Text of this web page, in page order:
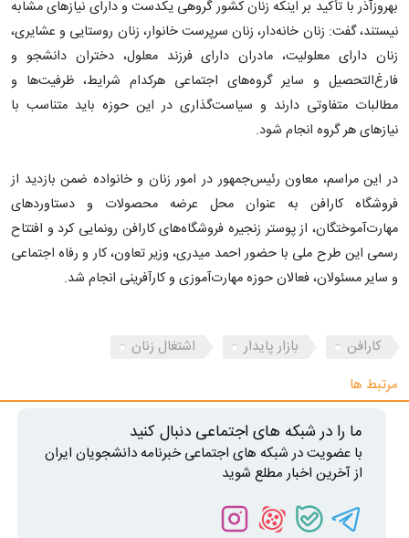
بهروزآذر با تأکید بر اینکه زنان کشور گروهی یکدست و دارای نیازهای مشابه
نیستند، گفت: زنان خانه‌دار، زنان سرپرست خانوار، زنان روستایی و عشایری،
زنان دارای معلولیت، مادران دارای فرزند معلول، دختران دانشجو و
فارغ‌التحصیل و سایر گروه‌های اجتماعی هرکدام شرایط، ظرفیت‌ها و
مطالبات متفاوتی دارند و سیاست‌گذاری در این حوزه باید متناسب با
نیازهای هر گروه انجام شود.
در این مراسم، معاون رئیس‌جمهور در امور زنان و خانواده ضمن بازدید از
فروشگاه کارافن به عنوان محل عرضه محصولات و دستاوردهای
مهارت‌آموختگان، از پوستر زنجیره فروشگاه‌های کارافن رونمایی کرد و افتتاح
رسمی این طرح ملی با حضور احمد میدری، وزیر تعاون، کار و رفاه اجتماعی
و سایر مسئولان، فعالان حوزه مهارت‌آموزی و کارآفرینی انجام شد.
کارافن بازار پایدار
اشتغال زنان
مرتبط ها
ما را در شبکه های اجتماعی دنبال کنید
با عضویت در شبکه های اجتماعی خبرنامه دانشجویان ایران
از آخرین اخبار مطلع شوید